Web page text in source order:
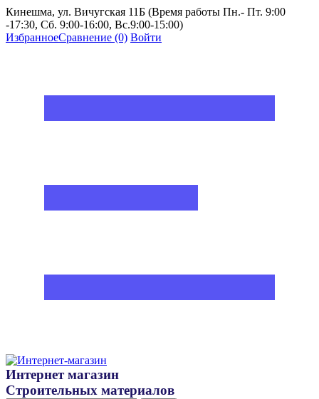
Кинешма, ул. Вичугская 11Б (Время работы Пн.- Пт. 9:00
-17:30, Сб. 9:00-16:00, Вс.9:00-15:00)
ИзбранноеСравнение (0) Войти
Интернет магазин
Строительных материалов